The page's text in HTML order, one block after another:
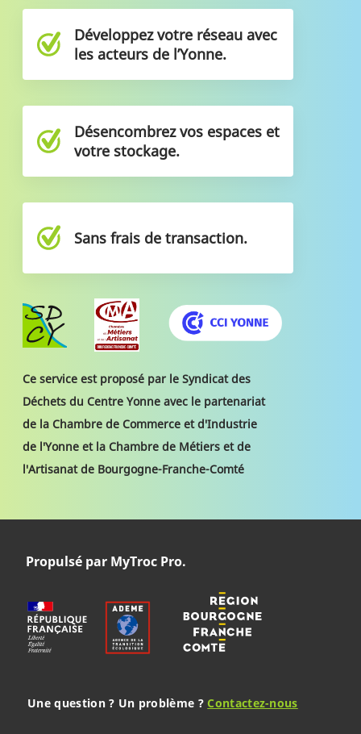
Développez votre réseau avec
les acteurs de l’Yonne.
Désencombrez vos espaces et
votre stockage.
Sans frais de transaction.
Ce service est proposé par le Syndicat des
Déchets du Centre Yonne avec le partenariat
de la Chambre de Commerce et d'Industrie
de l'Yonne et la Chambre de Métiers et de
l'Artisanat de Bourgogne-Franche-Comté
Propulsé par MyTroc Pro.
Une question ? Un problème ?Contactez-nous